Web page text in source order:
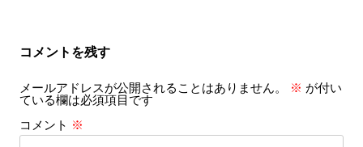
シ
ン
コメントを残す
メールアドレスが公開されることはありません。 ※ が付い
ている欄は必須項目です
コメント ※